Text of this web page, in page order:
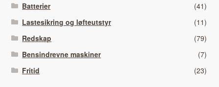
Batterier
(41)
Lastesikring og løfteutstyr
(11)
Redskap
(79)
Bensindrevne maskiner
(7)
Fritid
(23)